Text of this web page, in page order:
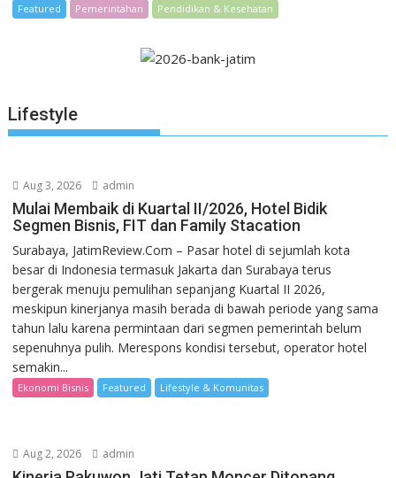
Featured Pemerintahan Pendidikan & Kesehatan
Lifestyle
Aug 3, 2026 admin
Mulai Membaik di Kuartal II/2026, Hotel Bidik
Segmen Bisnis, FIT dan Family Stacation
Surabaya, JatimReview.Com – Pasar hotel di sejumlah kota
besar di Indonesia termasuk Jakarta dan Surabaya terus
bergerak menuju pemulihan sepanjang Kuartal II 2026,
meskipun kinerjanya masih berada di bawah periode yang sama
tahun lalu karena permintaan dari segmen pemerintah belum
sepenuhnya pulih. Merespons kondisi tersebut, operator hotel
semakin...
Ekonomi Bisnis Featured Lifestyle & Komunitas
Aug 2, 2026 admin